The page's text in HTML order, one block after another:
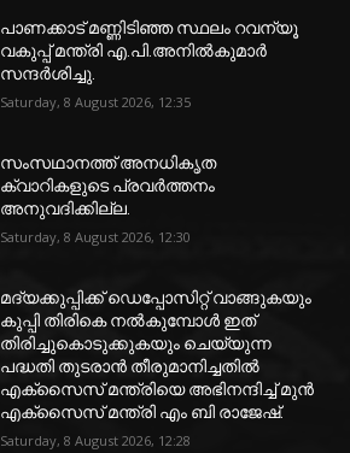
പാണക്കാട് മണ്ണിടിഞ്ഞ സ്ഥലം റവന്യൂ
വകുപ്പ് മന്ത്രി എ.പി.അനിൽകുമാർ
സന്ദർശിച്ചു.
Saturday, 8 August 2026, 12:35
സംസഥാനത്ത് അനധികൃത
ക്വാറികളുടെ പ്രവര്‍ത്തനം
അനുവദിക്കില്ല.
Saturday, 8 August 2026, 12:30
മദ്യക്കുപ്പിക്ക് ഡെപ്പോസിറ്റ് വാങ്ങുകയും
കുപ്പി തിരികെ നല്‍കുമ്പോള്‍ ഇത്
തിരിച്ചുകൊടുക്കുകയും ചെയ്യുന്ന
പദ്ധതി തുടരാന്‍ തീരുമാനിച്ചതില്‍
എക്‌സൈസ് മന്ത്രിയെ അഭിനന്ദിച്ച് മുന്‍
എക്‌സൈസ് മന്ത്രി എം ബി രാജേഷ്.
Saturday, 8 August 2026, 12:28